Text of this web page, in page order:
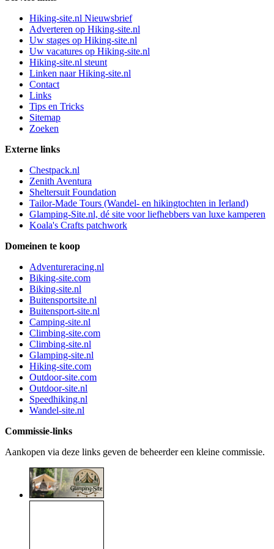
Hiking-site.nl Nieuwsbrief
Adverteren op Hiking-site.nl
Uw stages op Hiking-site.nl
Uw vacatures op Hiking-site.nl
Hiking-site.nl steunt
Linken naar Hiking-site.nl
Contact
Links
Tips en Tricks
Sitemap
Zoeken
Externe links
Chestpack.nl
Zenith Aventura
Sheltersuit Foundation
Tailor-Made Tours (Wandel- en hikingtochten in Ierland)
Glamping-Site.nl, dé site voor liefhebbers van luxe kamperen
Koala's Crafts patchwork
Domeinen te koop
Adventureracing.nl
Biking-site.com
Biking-site.nl
Buitensportsite.nl
Buitensport-site.nl
Camping-site.nl
Climbing-site.com
Climbing-site.nl
Glamping-site.nl
Hiking-site.com
Outdoor-site.com
Outdoor-site.nl
Speedhiking.nl
Wandel-site.nl
Commissie-links
Aankopen via deze links geven de beheerder een kleine commissie.